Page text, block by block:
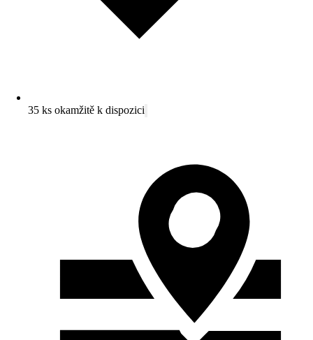
35 ks okamžitě k dispozici